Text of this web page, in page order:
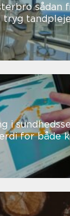
du den
for både